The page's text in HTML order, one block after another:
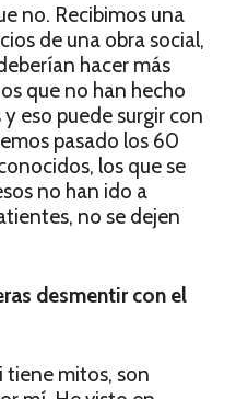
no. Recibimos una
de una obra social,
hacer más
que no han hecho
eso puede surgir con
pasado los 60
los que se
no han ido a
no se dejen
desmentir con el
tiene mitos, son